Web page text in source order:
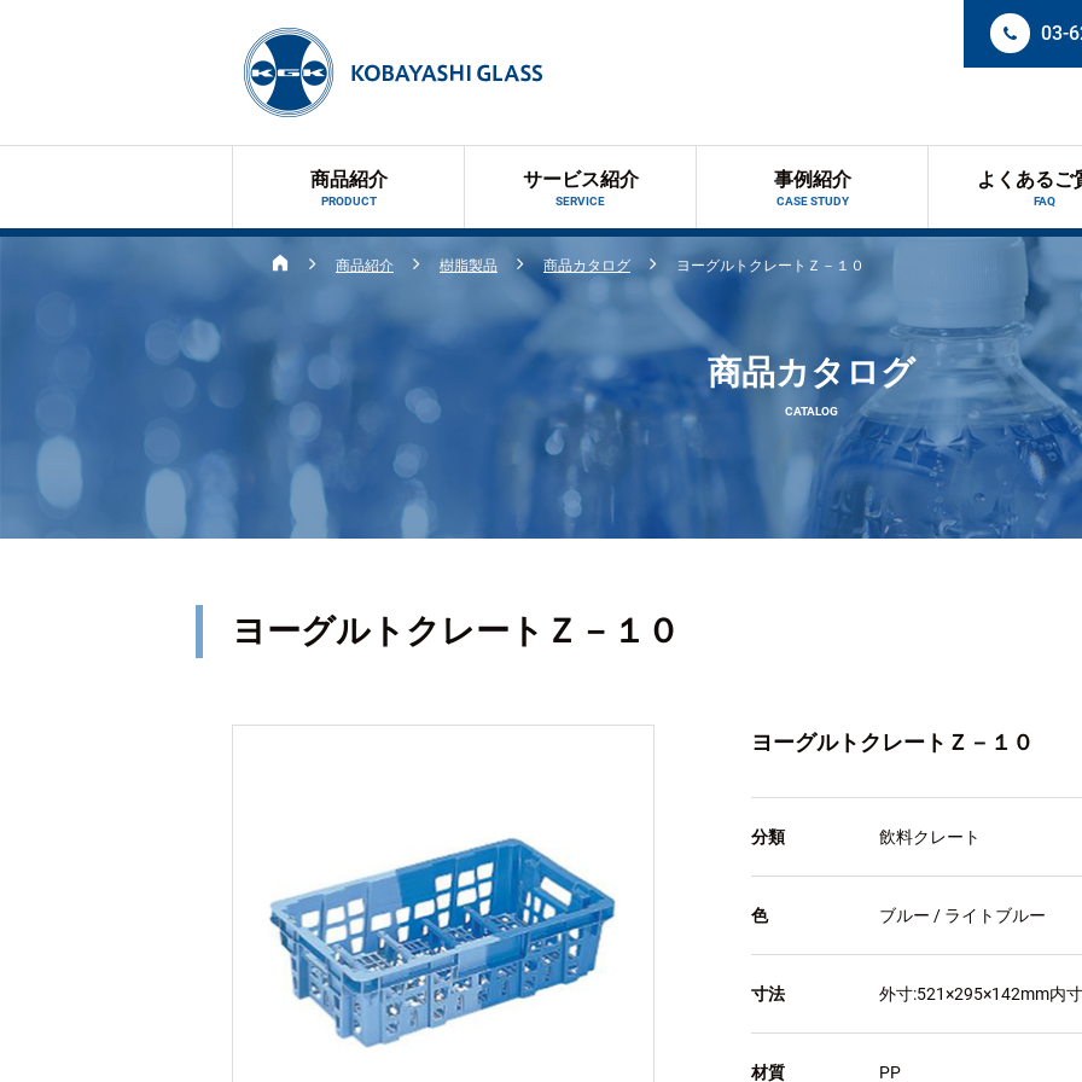
03-
商品紹介
PRODUCT
サービス紹介
SERVICE
事例紹介
CASE STUDY
よくあるご
FAQ
商品紹介 樹脂製品 商品カタログ ヨーグルトクレートＺ－１０
商品カタログ
CATALOG
ヨーグルトクレートＺ－１０
ヨーグルトクレートＺ－１０
分類 飲料クレート
色 ブルー / ライトブルー
寸法 外寸:521×295×142mm内
材質 PP